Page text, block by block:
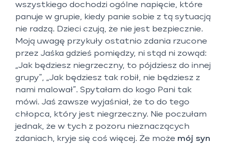
wszystkiego dochodzi ogólne napięcie, które
panuje w grupie, kiedy panie sobie z tą sytuacją
nie radzą. Dzieci czują, że nie jest bezpiecznie.
Moją uwagę przykuły ostatnio zdania rzucone
przez Jaśka gdzieś pomiędzy, ni stąd ni zowąd:
„Jak będziesz niegrzeczny, to pójdziesz do innej
grupy”, „Jak będziesz tak robił, nie będziesz z
nami malował”. Spytałam do kogo Pani tak
mówi. Jaś zawsze wyjaśniał, że to do tego
chłopca, który jest niegrzeczny. Nie poczułam
jednak, że w tych z pozoru nieznaczących
zdaniach, kryje się coś więcej. Że może mój syn